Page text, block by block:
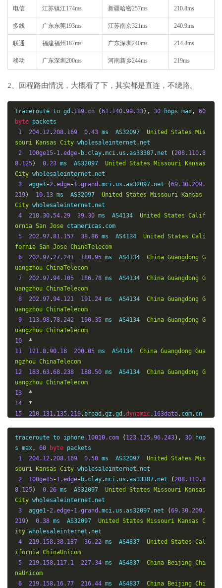
电信 江苏镇江174ms 新疆哈密257ms 210.8ms
多线 广东东莞193ms 江苏南京321ms 240.9ms
联通 福建福州187ms 广东深圳240ms 214.8ms
移动 广东深圳200ms 河南新乡244ms 219ms
2、回程路由情况，大概看了下，其实都是直连，不绕路。
traceroute to gd . 189.cn (61.140.99.33), 30 hops max,
60
byte packets
1
204.12.208.169 0.43 ms  AS32097 United States
Mis
souri
Kansas City wholesaleinternet . net
2
100ge15-1.edge- b. clay.mci. us .as33387. net (208.110.8
8.125) 0.23 ms  AS32097 United States Missouri
Kansas
City wholesaleinternet . net
3
  agge1
-2.edge-1.grand .mci. us .as32097. net (69.30.209.
219) 10.13 ms  AS32097 United States Missouri
Kansas
City wholesaleinternet . net
4
218.30.54.29 39.30 ms  AS4134 United States Calif
ornia San Jose ctamericas . com
5
202.97.81.157 38.86 ms  AS4134 United States Cali
fornia San Jose ChinaTelecom
6
202.97.27.241 180.95 ms  AS4134 China Guangdong G
uangzhou ChinaTelecom
7
202.97.94.105 186.78 ms  AS4134 China Guangdong G
uangzhou ChinaTelecom
8
202.97.94.121 191.24 ms  AS4134 China Guangdong G
uangzhou ChinaTelecom
9
113.98.78.242 190.35 ms  AS4134 China Guangdong G
uangzhou ChinaTelecom
10
*
11
121.8.90.18 200.05 ms  AS4134 China Guangdong Gua
ngzhou ChinaTelecom
12
183.63.68.238 188.50 ms  AS4134 China Guangdong G
uangzhou ChinaTelecom
13
*
14
*
15
210.131. 135.219. broad .gz .gd .dynamic. 163data. com.
uangzhou
ChinaTelecom
16
*
17
*
18
61.140.99.33 201.70 ms  AS4134 China
angzhou
ChinaTelecom
traceroute to iphone. 10010.com ( 123.125.96.243), 30 hop
s max, 60 byte packets
1
204.12.208.169 0.50 ms  AS32097 United States
Mis
souri
Kansas City wholesaleinternet . net
2
100ge15-1.edge- b. clay.mci. us .as33387. net (208.110.8
8.125) 0.26 ms  AS32097 United States Missouri
Kansas
City wholesaleinternet . net
3
  agge1
-2.edge-1.grand .mci. us .as32097. net (69.30.209.
219) 0.38 ms  AS32097 United States Missouri Kansas C
ity wholesaleinternet . net
4
219.158.38.137 36.22 ms  AS4837 United States Cal
ifornia ChinaUnicom
5
219.158. 117.1 227.34 ms  AS4837 China Beijing Chi
naUnicom
6
219.158. 16.77 216.44 ms  AS4837 China Beijing Chi